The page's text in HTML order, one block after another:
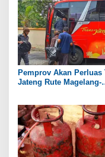
Pemprov Akan Perluas
Jateng Rute Magelang-